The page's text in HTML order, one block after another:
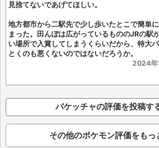
見捨てないであげてほしい。
地方都市から二駅先で少し歩いたとこで簡単
まった。田んぼは広がっているもののJRの駅
い場所で入賞してしまうくらいだから、特大
とくのも悪くないのではないだろうか。
2024年
バケッチャの評価を投稿す
その他のポケモン評価をもっ